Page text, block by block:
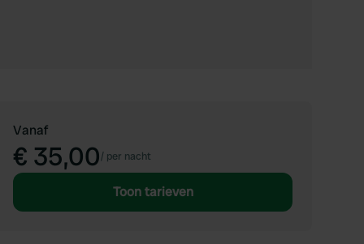
Vanaf
€ 35,00/ per nacht
Toon tarieven